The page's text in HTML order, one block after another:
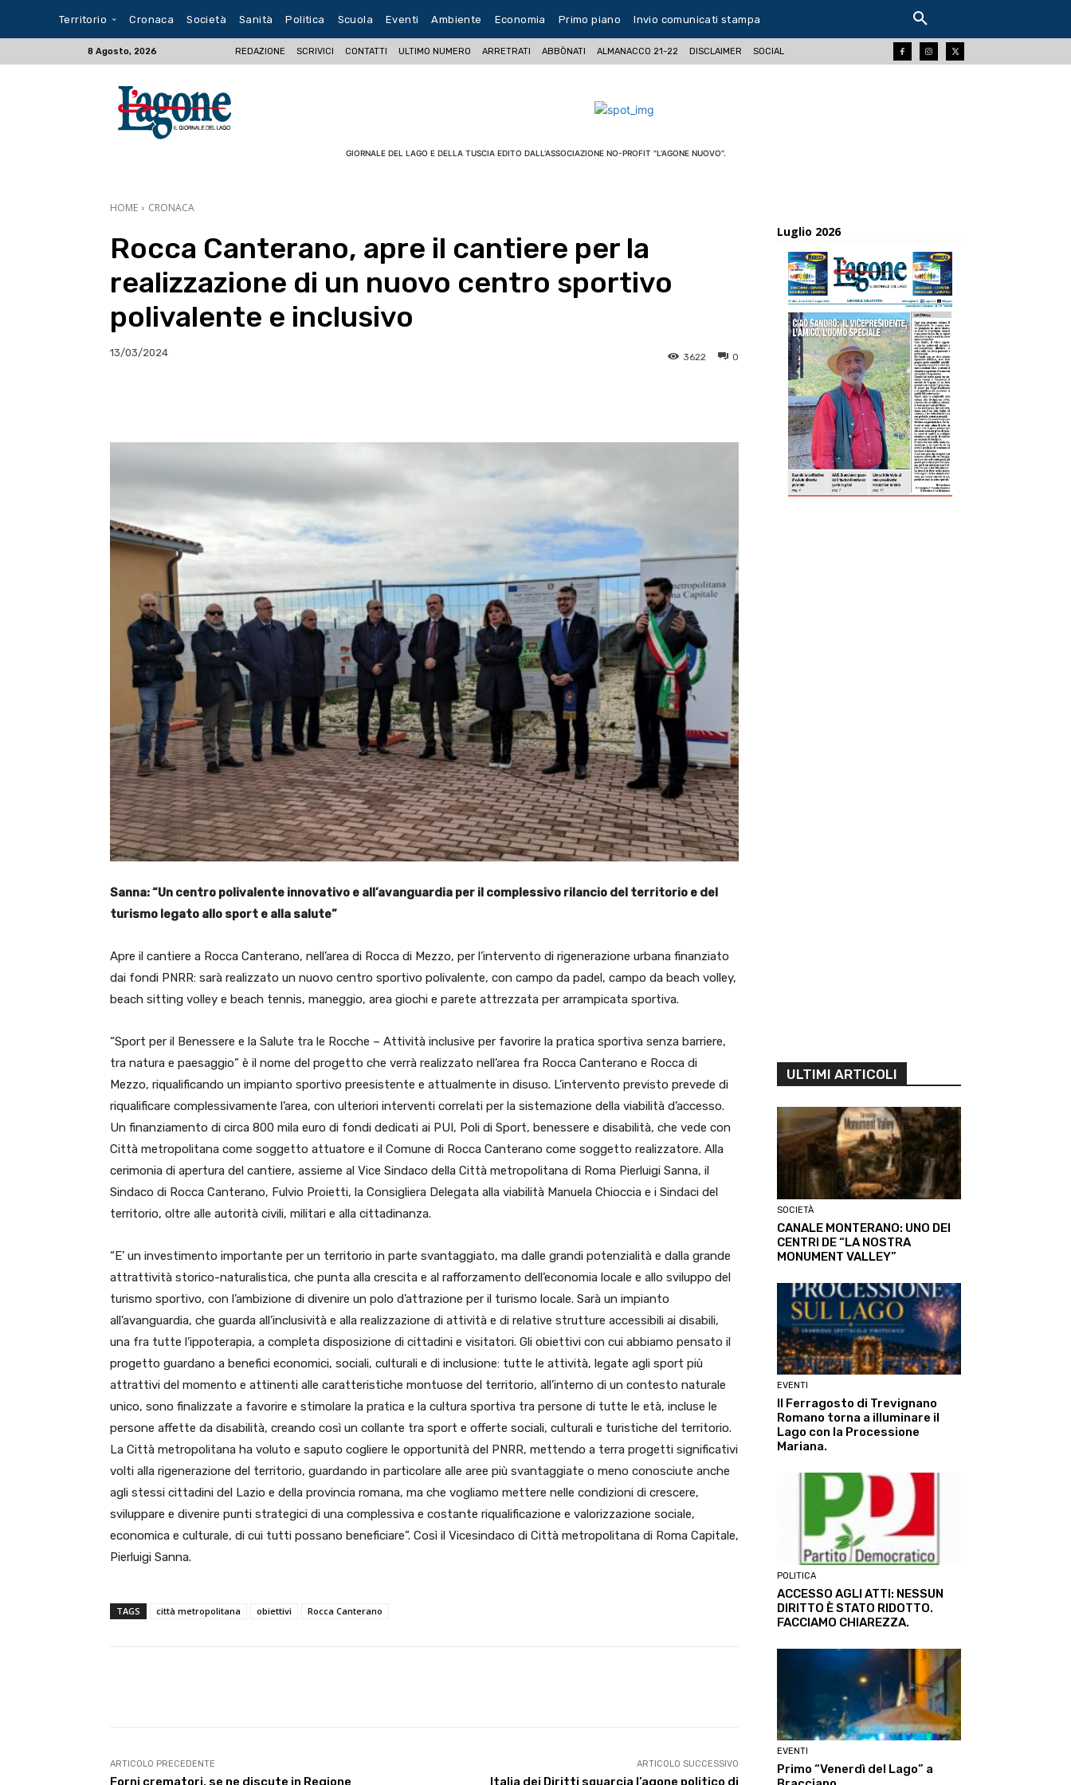
Territorio Cronaca Società Sanità Politica Scuola Eventi Ambiente Economia Primo piano Invio comunicati stampa
8 Agosto, 2026 REDAZIONE SCRIVICI CONTATTI ULTIMO NUMERO ARRETRATI ABBÒNATI ALMANACCO 21-22 DISCLAIMER SOCIAL
GIORNALE DEL LAGO E DELLA TUSCIA EDITO DALL'ASSOCIAZIONE NO-PROFIT "L'AGONE NUOVO".
HOME CRONACA
Rocca Canterano, apre il cantiere per la
realizzazione di un nuovo centro sportivo
polivalente e inclusivo
13/03/2024 0
3622
Tumblr Telegram
Sanna: “Un centro polivalente innovativo e all’avanguardia per il complessivo rilancio del territorio e del
turismo legato allo sport e alla salute”
Apre il cantiere a Rocca Canterano, nell’area di Rocca di Mezzo, per l’intervento di rigenerazione urbana finanziato
dai fondi PNRR: sarà realizzato un nuovo centro sportivo polivalente, con campo da padel, campo da beach volley,
beach sitting volley e beach tennis, maneggio, area giochi e parete attrezzata per arrampicata sportiva.
“Sport per il Benessere e la Salute tra le Rocche – Attività inclusive per favorire la pratica sportiva senza barriere,
tra natura e paesaggio” è il nome del progetto che verrà realizzato nell’area fra Rocca Canterano e Rocca di
Mezzo, riqualificando un impianto sportivo preesistente e attualmente in disuso. L’intervento previsto prevede di
riqualificare complessivamente l’area, con ulteriori interventi correlati per la sistemazione della viabilità d’accesso.
Un finanziamento di circa 800 mila euro di fondi dedicati ai PUI, Poli di Sport, benessere e disabilità, che vede con
Città metropolitana come soggetto attuatore e il Comune di Rocca Canterano come soggetto realizzatore. Alla
cerimonia di apertura del cantiere, assieme al Vice Sindaco della Città metropolitana di Roma Pierluigi Sanna, il
Sindaco di Rocca Canterano, Fulvio Proietti, la Consigliera Delegata alla viabilità Manuela Chioccia e i Sindaci del
territorio, oltre alle autorità civili, militari e alla cittadinanza.
“E’ un investimento importante per un territorio in parte svantaggiato, ma dalle grandi potenzialità e dalla grande
attrattività storico-naturalistica, che punta alla crescita e al rafforzamento dell’economia locale e allo sviluppo del
turismo sportivo, con l’ambizione di divenire un polo d’attrazione per il turismo locale. Sarà un impianto
all’avanguardia, che guarda all’inclusività e alla realizzazione di attività e di relative strutture accessibili ai disabili,
una fra tutte l’ippoterapia, a completa disposizione di cittadini e visitatori. Gli obiettivi con cui abbiamo pensato il
progetto guardano a benefici economici, sociali, culturali e di inclusione: tutte le attività, legate agli sport più
attrattivi del momento e attinenti alle caratteristiche montuose del territorio, all’interno di un contesto naturale
unico, sono finalizzate a favorire e stimolare la pratica e la cultura sportiva tra persone di tutte le età, incluse le
persone affette da disabilità, creando così un collante tra sport e offerte sociali, culturali e turistiche del territorio.
La Città metropolitana ha voluto e saputo cogliere le opportunità del PNRR, mettendo a terra progetti significativi
volti alla rigenerazione del territorio, guardando in particolare alle aree più svantaggiate o meno conosciute anche
agli stessi cittadini del Lazio e della provincia romana, ma che vogliamo mettere nelle condizioni di crescere,
sviluppare e divenire punti strategici di una complessiva e costante riqualificazione e valorizzazione sociale,
economica e culturale, di cui tutti possano beneficiare”. Così il Vicesindaco di Città metropolitana di Roma Capitale,
Pierluigi Sanna.
TAGS città metropolitana obiettivi Rocca Canterano
ReddIt
ARTICOLO PRECEDENTE
Forni crematori, se ne discute in Regione
ARTICOLO SUCCESSIVO
Italia dei Diritti squarcia l’agone politico di
Luglio 2026
ULTIMI ARTICOLI
SOCIETÀ
CANALE MONTERANO: UNO DEI
CENTRI DE “LA NOSTRA
MONUMENT VALLEY”
EVENTI
Il Ferragosto di Trevignano
Romano torna a illuminare il
Lago con la Processione
Mariana.
POLITICA
ACCESSO AGLI ATTI: NESSUN
DIRITTO È STATO RIDOTTO.
FACCIAMO CHIAREZZA.
EVENTI
Primo “Venerdì del Lago” a